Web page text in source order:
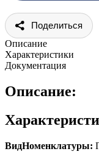
Поделиться
Описание
Характеристики
Документация
Описание:
ВидНоменклатуры: